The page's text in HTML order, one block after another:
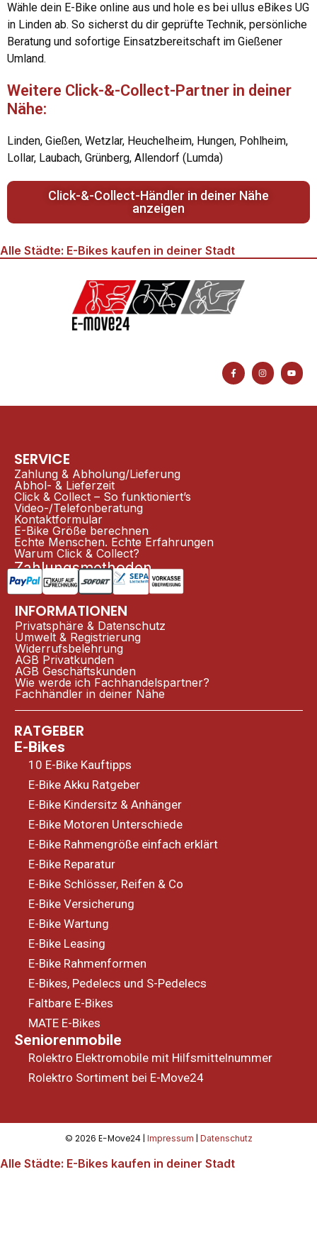
Wähle dein E-Bike online aus und hole es bei ullus eBikes UG
in Linden ab. So sicherst du dir geprüfte Technik, persönliche
Beratung und sofortige Einsatzbereitschaft im Gießener
Umland.
Weitere Click-&-Collect-Partner in deiner
Nähe:
Linden, Gießen, Wetzlar, Heuchelheim, Hungen, Pohlheim,
Lollar, Laubach, Grünberg, Allendorf (Lumda)
Click-&-Collect-Händler in deiner Nähe
anzeigen
Alle Städte: E-Bikes kaufen in deiner Stadt
F
a
c
o
I
n
s
g
Y
o
u
b
SERVICE
Zahlung & Abholung/Lieferung
Abhol- & Lieferzeit
Click & Collect – So funktioniert’s
Video-/Telefonberatung
Kontaktformular
E-Bike Größe berechnen
Echte Menschen. Echte Erfahrungen
Warum Click & Collect?
Zahlungsmethoden
INFORMATIONEN
Privatsphäre & Datenschutz
Umwelt & Registrierung
Widerrufsbelehrung
AGB Privatkunden
AGB Geschäftskunden
Wie werde ich Fachhandelspartner?
Fachhändler in deiner Nähe
RATGEBER
E-Bikes
10 E-Bike Kauftipps
E-Bike Akku Ratgeber
E-Bike Kindersitz & Anhänger
E-Bike Motoren Unterschiede
E-Bike Rahmengröße einfach erklärt
E-Bike Reparatur
E-Bike Schlösser, Reifen & Co
E-Bike Versicherung
E-Bike Wartung
E-Bike Leasing
E-Bike Rahmenformen
E-Bikes, Pedelecs und S-Pedelecs
Faltbare E-Bikes
MATE E-Bikes
Seniorenmobile
Rolektro Elektromobile mit Hilfsmittelnummer
Rolektro Sortiment bei E-Move24
© 2026 E-Move24 | Impressum | Datenschutz
Alle Städte: E-Bikes kaufen in deiner Stadt